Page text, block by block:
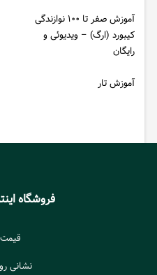
آموزش صفر تا ۱۰۰ نوازندگی
کیبورد (ارگ) – ویدیوئی و
رایگان
آموزش تار
فروشگاه
قیمت
نشانی